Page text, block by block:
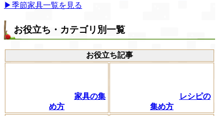
▶季節家具一覧を見る
お役立ち・カテゴリ別一覧
お役立ち記事
家具の集
め方
レシピの
集め方